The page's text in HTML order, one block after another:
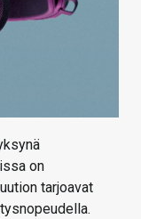
on
tarjoavat